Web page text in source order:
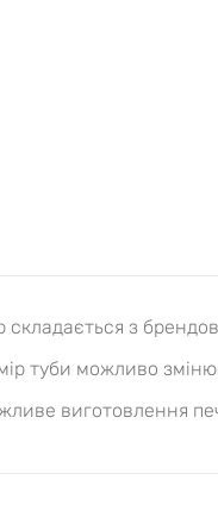
складається з
туби можливо
виготовлення